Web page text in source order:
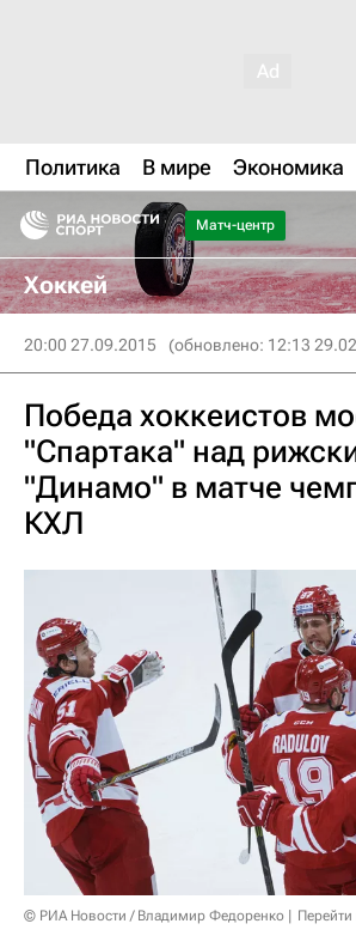
Политика В мире Экономика
Матч-центр
Хоккей
20:00 27.09.2015 (обновлено: 12:13
Победа хоккеистов
"Спартака" над
"Динамо" в матче
КХЛ
© РИА Новости / Владимир Федоренко